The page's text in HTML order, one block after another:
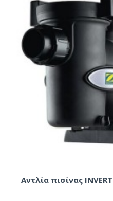
Αντλία πισίνας